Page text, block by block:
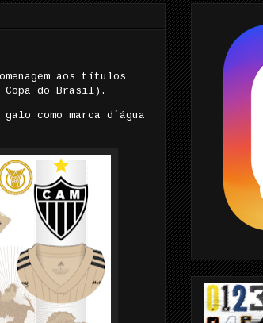
aos títulos
do Brasil).
como marca d´água